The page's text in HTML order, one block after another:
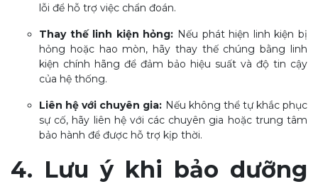
lỗi để hỗ trợ việc chẩn đoán.
Thay thế linh kiện hỏng: Nếu phát hiện linh kiện bị
hỏng hoặc hao mòn, hãy thay thế chúng bằng linh
kiện chính hãng để đảm bảo hiệu suất và độ tin cậy
của hệ thống.
Liên hệ với chuyên gia: Nếu không thể tự khắc phục
sự cố, hãy liên hệ với các chuyên gia hoặc trung tâm
bảo hành để được hỗ trợ kịp thời.
4. Lưu ý khi bảo dưỡng